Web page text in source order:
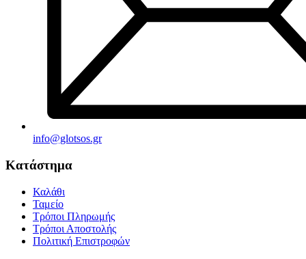
info@glotsos.gr
Κατάστημα
Καλάθι
Ταμείο
Τρόποι Πληρωμής
Τρόποι Αποστολής
Πολιτική Επιστροφών